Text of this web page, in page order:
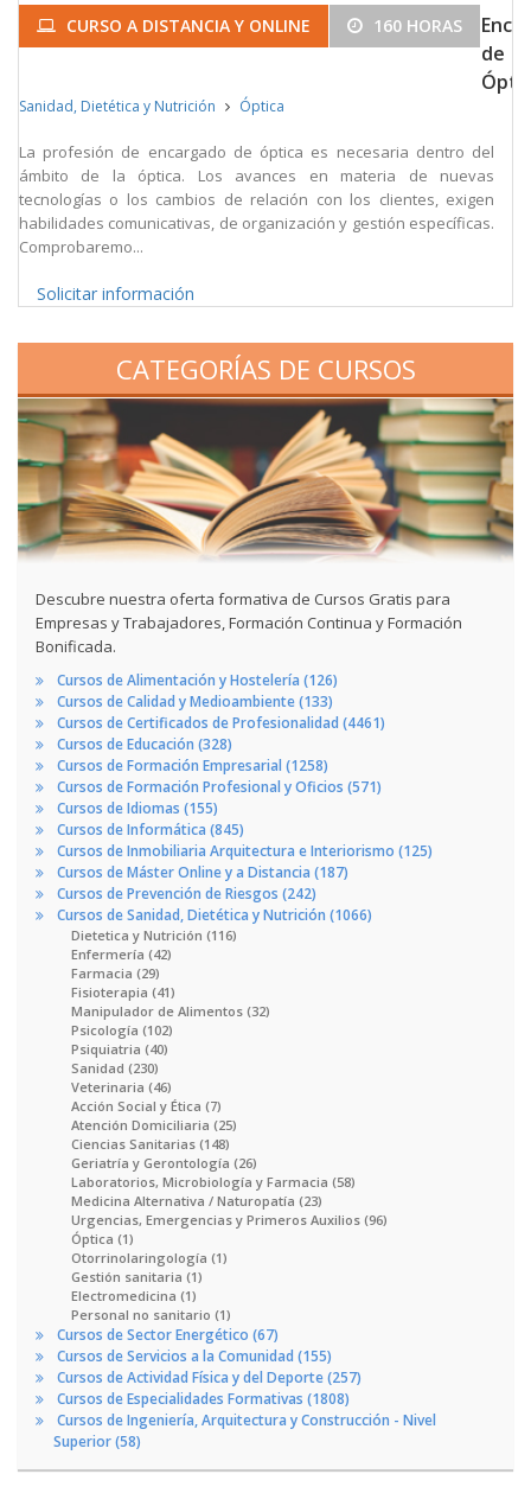
CURSO A DISTANCIA Y ONLINE 160 HORAS
de
Sanidad, Dietética y Nutrición Óptica
La profesión de encargado de óptica es necesaria dentro del
ámbito de la óptica. Los avances en materia de nuevas
tecnologías o los cambios de relación con los clientes, exigen
habilidades comunicativas, de organización y gestión específicas.
Comprobaremo...
Solicitar información
CATEGORÍAS DE CURSOS
Descubre nuestra oferta formativa de Cursos Gratis para
Empresas y Trabajadores, Formación Continua y Formación
Bonificada.
Cursos de Alimentación y Hostelería (126)
Cursos de Calidad y Medioambiente (133)
Cursos de Certificados de Profesionalidad (4461)
Cursos de Educación (328)
Cursos de Formación Empresarial (1258)
Cursos de Formación Profesional y Oficios (571)
Cursos de Idiomas (155)
Cursos de Informática (845)
Cursos de Inmobiliaria Arquitectura e Interiorismo (125)
Cursos de Máster Online y a Distancia (187)
Cursos de Prevención de Riesgos (242)
Cursos de Sanidad, Dietética y Nutrición (1066)
Dietetica y Nutrición (116)
Enfermería (42)
Farmacia (29)
Fisioterapia (41)
Manipulador de Alimentos (32)
Psicología (102)
Psiquiatria (40)
Sanidad (230)
Veterinaria (46)
Acción Social y Ética (7)
Atención Domiciliaria (25)
Ciencias Sanitarias (148)
Geriatría y Gerontología (26)
Laboratorios, Microbiología y Farmacia (58)
Medicina Alternativa / Naturopatía (23)
Urgencias, Emergencias y Primeros Auxilios (96)
Óptica (1)
Otorrinolaringología (1)
Gestión sanitaria (1)
Electromedicina (1)
Personal no sanitario (1)
Cursos de Sector Energético (67)
Cursos de Servicios a la Comunidad (155)
Cursos de Actividad Física y del Deporte (257)
Cursos de Especialidades Formativas (1808)
Cursos de Ingeniería, Arquitectura y Construcción - Nivel
Superior (58)